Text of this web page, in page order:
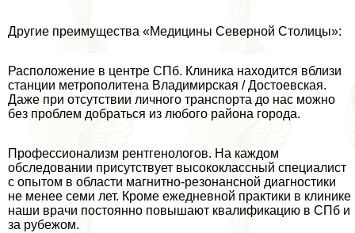
Другие преимущества «Медицины Северной Столицы»:
Расположение в центре СПб. Клиника находится вблизи
станции метрополитена Владимирская / Достоевская.
Даже при отсутствии личного трaнcпорта до нас можно
без проблем добраться из любого района города.
Профессионализм рентгенологов. На каждом
обследовании присутствует высококлассный специалист
с опытом в области магнитно-резонансной диагностики
не менее семи лет. Кроме ежедневной пpaктики в клинике
наши врачи постоянно повышают квалификацию в СПб и
за рубежом.